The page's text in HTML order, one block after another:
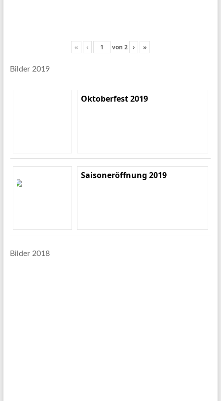
« ‹ von 2 › »
Bilder 2019
Oktoberfest 2019
Saisoneröffnung 2019
Bilder 2018